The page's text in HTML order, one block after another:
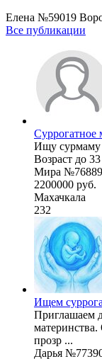
Елена №59019
Все публикации
Суррогатное
Ищу сурмаму
Возраст до
Мира №76889
2200000 руб.
Махачкала
232
Ищем
Приглашаем
прозр ...
Дарья